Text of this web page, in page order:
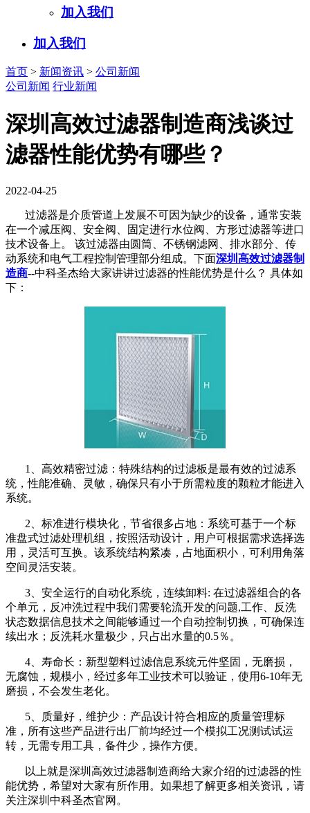
加入我们
加入我们
首页 > 新闻资讯 > 公司新闻
公司新闻 行业新闻
深圳高效过滤器制造商浅谈过
滤器性能优势有哪些？
2022-04-25
过滤器是介质管道上发展不可因为缺少的设备，通常安装
在一个减压阀、安全阀、固定进行水位阀、方形过滤器等进口
技术设备上。 该过滤器由圆筒、不锈钢滤网、排水部分、传
动系统和电气工程控制管理部分组成。下面深圳高效过滤器制
造商--中科圣杰给大家讲讲过滤器的性能优势是什么？ 具体如
下：
1、高效精密过滤：特殊结构的过滤板是最有效的过滤系
统，性能准确、灵敏，确保只有小于所需粒度的颗粒才能进入
系统。
2、标准进行模块化，节省很多占地：系统可基于一个标
准盘式过滤处理机组，按照活动设计，用户可根据需求选择选
用，灵活可互换。该系统结构紧凑，占地面积小，可利用角落
空间灵活安装。
3、安全运行的自动化系统，连续卸料: 在过滤器组合的各
个单元，反冲洗过程中我们需要轮流开发的问题,工作、反洗
状态数据信息技术之间能够通过一个自动控制切换，可确保连
续出水；反洗耗水量极少，只占出水量的0.5％。
4、寿命长：新型塑料过滤信息系统元件坚固，无磨损，
无腐蚀，规模小，经过多年工业技术可以验证，使用6-10年无
磨损，不会发生老化。
5、质量好，维护少：产品设计符合相应的质量管理标
准，所有这些产品进行出厂前均经过一个模拟工况测试试运
转，无需专用工具，备件少，操作方便。
以上就是深圳高效过滤器制造商给大家介绍的过滤器的性
能优势，希望对大家有所作用。如果想了解更多相关资讯，请
关注深圳中科圣杰官网。